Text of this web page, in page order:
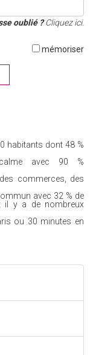
oublié ?Cliquez ici.
mémoriser
habitants dont 48 %
avec 90 %
commerces, des
avec 32 % de
il y a de nombreux
ou 30 minutes en